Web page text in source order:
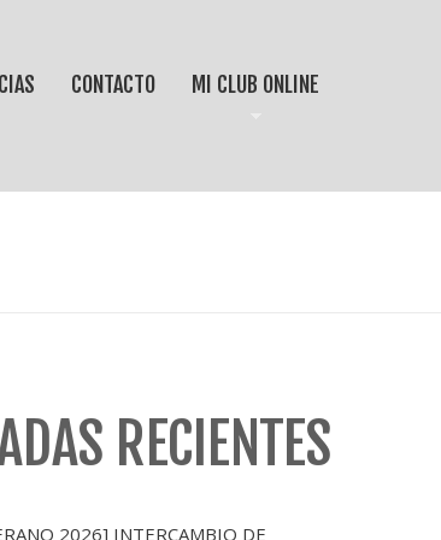
CONTACTO MI CLUB ONLINE
RECIENTES
2026] INTERCAMBIO DE